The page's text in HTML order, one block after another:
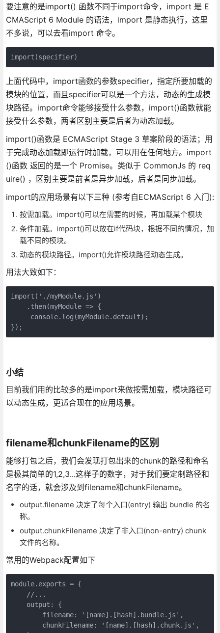
要注意的是import() 函数不同于import命令，import 是 E
CMAScript 6 Module 的语法，import 是静态执行，这里
不多说，可以去看import 命令。
import(specifier)
上面代码中，import函数的参数specifier，指定所要加载的
模块的位置，而且specifier可以是一个方法，动态的生成模
块路径。import命令能够接受什么参数，import()函数就能
接受什么参数，两者区别主要是后者为动态加载。
import()函数是 ECMAScript Stage 3 草案阶段的语法；用
于完成动态加载即运行时加载，可以用在任何地方。import
()函数 返回的是一个 Promise。类似于 CommonJs 的 req
uire() ，区别主要是前者是异步加载，后者是同步加载。
import的应用场景有以下三种 (参考自ECMAScript 6 入门):
按需加载。import()可以在需要的时候，再加载某个模块
条件加载。import()可以放在if代码块，根据不同的情况，加
载不同的模块。
动态的模块路径。import()允许模块路径动态生成。
用法大致如下：
import('./myModule.js')
    .then(myModule => {
     console.log(myModule.default);
});
小结
目前我们用的比较多的是import来做按需加载，模块路径可
以动态生成，更适合现在的应用场景。
filename和chunkFilename的区别
能够打包之后，我们会发现打包出来的chunk的路径和命名
是极其简单的1,2,3...这样子的数字，对于我们要定制路径和
名字的话，就会涉及到filename和chunkFilename。
output.filename 决定了每个入口(entry) 输出 bundle 的名
称。
output.chunkFilename 决定了非入口(non-entry) chunk
文件的名称。
常用的Webpack配置如下
module.exports = {
    //...
    output: {
        filename: '[name].[hash].bundle.js',
        chunkFilename: '[name].[hash].chunk.js',